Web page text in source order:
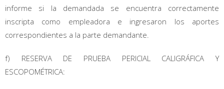
informe si la demandada se encuentra correctamente
inscripta como empleadora e ingresaron los aportes
correspondientes a la parte demandante.
f) RESERVA DE PRUEBA PERICIAL CALIGRÁFICA Y
ESCOPOMÉTRICA: